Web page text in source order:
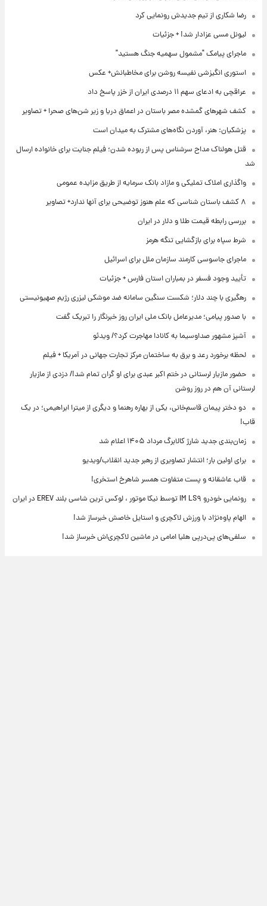
رضا شکاری از تیم جدیدش رونمایی کرد
لیونل مسی عزادار شد! + جزئیات
ماجرای پیامک "مشمول سهمیه جنگ هستید"
استوری انگیزشی نفیسه روشن برای مخاطبانش+ عکس
عراقچی به ادعای سهم ۱۱ درصدی ایران از خزر پاسخ داد
کشف شهرهای گمشده مصر باستان در اعماق دریا و زیر شن‌های صحرا + تصاویر
پزشکیان: هنر، آوردن نگاه‌های مشترک به میدان است
قتل هولناک مداح سرشناس پس از ربوده شدن؛ فیلم جنایت برای خانواده ارسال
شد
واگذاری املاک تملیکی و مازاد بانک سرمایه از طریق مزایده عمومی
۸ کشف باستان شناسی که علم هنوز توضیحی برای آنها ندارد+ تصاویر
بررسی رابطه قیمت طلا و دلار در ایران
شرط سپاه برای بازگشایی تنگه هرمز
ماجرای جاسوسی کارمند سازمان ملل برای اسرائیل
تأیید وجود فسفر در بمباران استان فارس + جزئیات
رهگیری با چند دلار؛ شکست سنگین سامانه ضد موشکی لیزری رژیم صهیونیستی
با صدور پیامی؛ مدیرعامل بانک ملی ایران روز خبرنگار را تبریک گفت
آشپز مشهور صداوسیما به کانادا مهاجرت کرد؟/ ویدئو
لحظه برخورد رعد و برق به ساختمان مرکز تجارت جهانی در آمریکا + فیلم
حضور مازیار لرستانی در ختم اکبر عبدی برای او گران تمام شد!/ دزدی از مازیار
لرستانی آن هم در روز روشن
دو دختر پیمان قاسم‌خانی، یکی از بهاره رهنما و دیگری از میترا ابراهیمی؛ در یک
قاب!
زمان‌بندی جدید شارژ کالابرگ مرداد ۱۴۰۵ اعلام شد
برای اولین بار؛ انتشار تصاویری از رهبر جدید انقلاب/ویدیو
قاب عاشقانه و پست متفاوت همسر شاهرخ استخری!
رونمایی خودرو IM LS۹ توسط نیکا موتور ، لوکس ترین شاسی بلند EREV در ایران
الهام پاوه‌نژاد با ورزش لاکچری و استایل خاصش خبرساز شد!
سلفی‌های پی‌درپی هلیا امامی در ماشین لاکچری‌اش خبرساز شد!